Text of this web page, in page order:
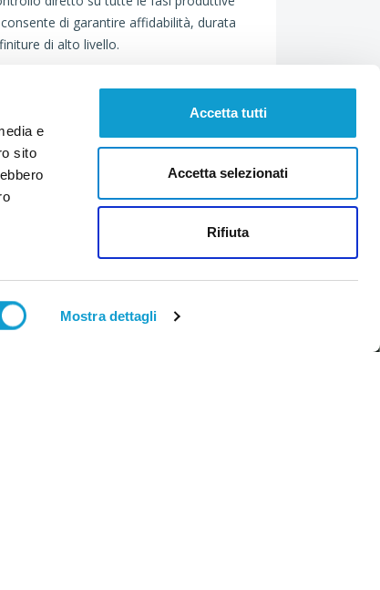
e
sito
Mostra dettagli
Accetta tutti
Accetta selezionati
Rifiuta
di garantire affidabilità, durata
di alto livello.
Mosciano Sant'Angelo TE